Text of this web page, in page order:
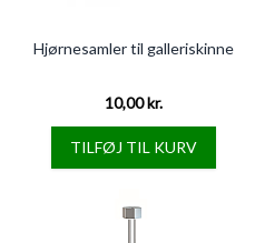
Hjørnesamler til galleriskinne
10,00 kr.
TILFØJ TIL KURV